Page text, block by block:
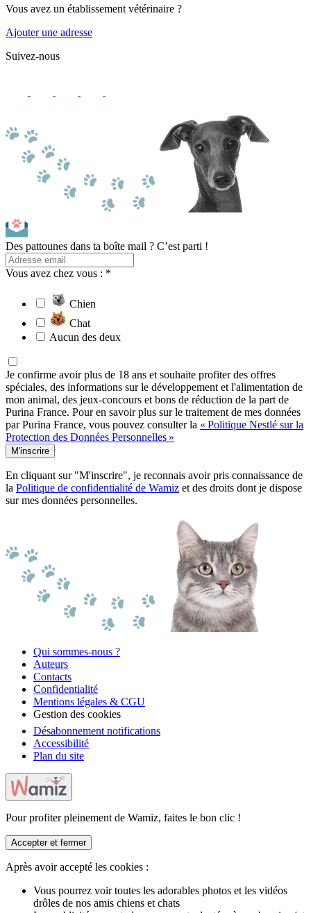
Vous avez un établissement vétérinaire ?
Ajouter une adresse
Suivez-nous
Des pattounes dans ta boîte mail ? C’est parti !
Vous avez chez vous : *
Chien
Chat
Aucun des deux
Je confirme avoir plus de 18 ans et souhaite profiter des offres
spéciales, des informations sur le développement et l'alimentation de
mon animal, des jeux-concours et bons de réduction de la part de
Purina France. Pour en savoir plus sur le traitement de mes données
par Purina France, vous pouvez consulter la « Politique Nestlé sur la
Protection des Données Personnelles »
M'inscrire
En cliquant sur "M'inscrire", je reconnais avoir pris connaissance de
la Politique de confidentialité de Wamiz et des droits dont je dispose
sur mes données personnelles.
Qui sommes-nous ?
Auteurs
Contacts
Confidentialité
Mentions légales & CGU
Gestion des cookies
Désabonnement notifications
Accessibilité
Plan du site
Pour profiter pleinement de Wamiz, faites le bon clic !
Accepter et fermer
Après avoir accepté les cookies :
Vous pourrez voir toutes les adorables photos et les vidéos
drôles de nos amis chiens et chats